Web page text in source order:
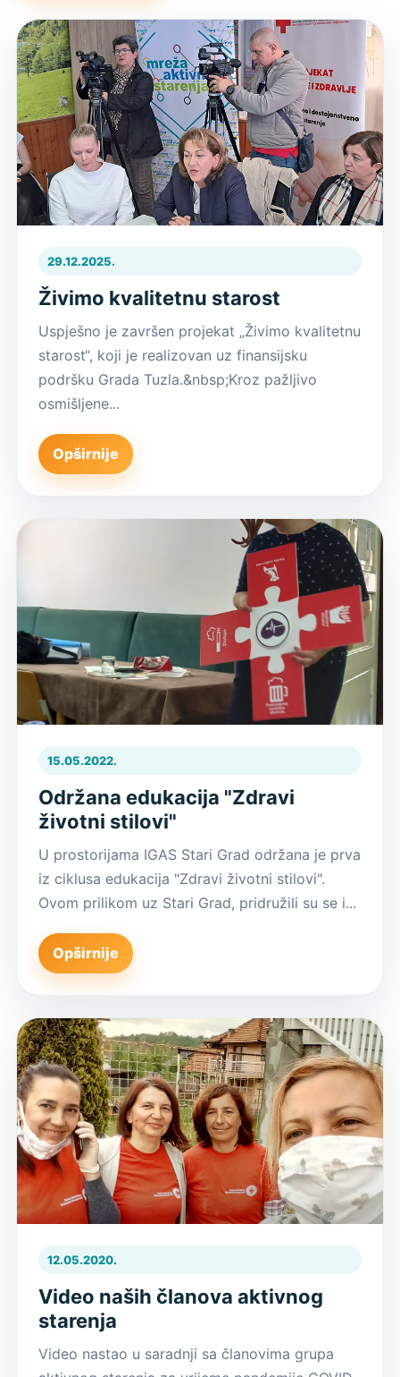
29.12.2025.
Živimo kvalitetnu starost
Uspješno je završen projekat „Živimo kvalitetnu
starost“, koji je realizovan uz finansijsku
podršku Grada Tuzla.&nbsp;Kroz pažljivo
osmišljene...
Opširnije
15.05.2022.
Održana edukacija "Zdravi
životni stilovi"
U prostorijama IGAS Stari Grad održana je prva
iz ciklusa edukacija "Zdravi životni stilovi".
Ovom prilikom uz Stari Grad, pridružili su se i...
Opširnije
12.05.2020.
Video naših članova aktivnog
starenja
Video nastao u saradnji sa članovima grupa